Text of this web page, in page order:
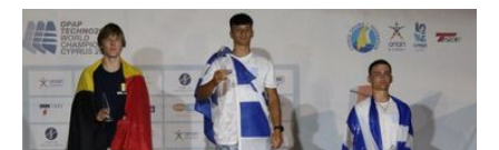
Παρασκήνιο
Μάντσεστερ
Γιουνάιτεντ
Τσέλσι Άρσεναλ